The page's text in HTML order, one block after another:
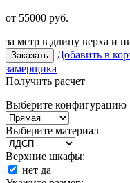
от 55000 руб.
за метр в длину верха и
Заказать Добавить в
замерщика
Получить расчет
Выберите конфигурацию
Выберите материал
Верхние шкафы:
нет да